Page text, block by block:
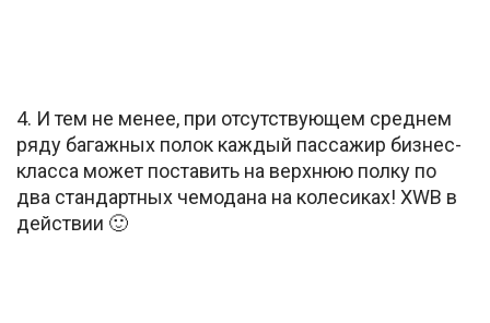
4. И тем не менее, при отсутствующем среднем
ряду багажных полок каждый пассажир бизнес-
класса может поставить на верхнюю полку по
два стандартных чемодана на колесиках! XWB в
действии 🙂